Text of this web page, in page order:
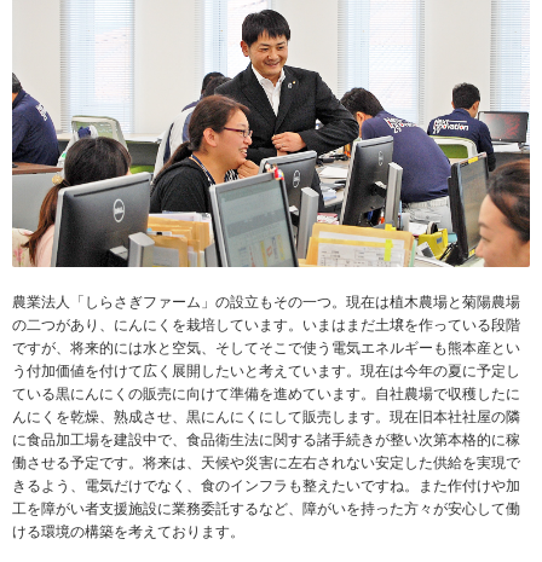
農業法人「しらさぎファーム」の設立もその一つ。現在は植木農場と菊陽農場
の二つがあり、にんにくを栽培しています。いまはまだ土壌を作っている段階
ですが、将来的には水と空気、そしてそこで使う電気エネルギーも熊本産とい
う付加価値を付けて広く展開したいと考えています。現在は今年の夏に予定し
ている黒にんにくの販売に向けて準備を進めています。自社農場で収穫したに
んにくを乾燥、熟成させ、黒にんにくにして販売します。現在旧本社社屋の隣
に食品加工場を建設中で、食品衛生法に関する諸手続きが整い次第本格的に稼
働させる予定です。将来は、天候や災害に左右されない安定した供給を実現で
きるよう、電気だけでなく、食のインフラも整えたいですね。また作付けや加
工を障がい者支援施設に業務委託するなど、障がいを持った方々が安心して働
ける環境の構築を考えております。